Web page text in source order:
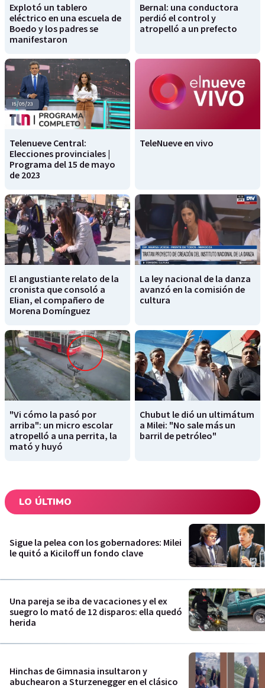
Explotó un tablero
eléctrico en una escuela de
Boedo y los padres se
manifestaron
Bernal: una conductora
perdió el control y
atropelló a un prefecto
Telenueve Central:
Elecciones provinciales |
Programa del 15 de mayo
de 2023
TeleNueve en vivo
El angustiante relato de la
cronista que consoló a
Elian, el compañero de
Morena Domínguez
La ley nacional de la danza
avanzó en la comisión de
cultura
"Vi cómo la pasó por
arriba": un micro escolar
atropelló a una perrita, la
mató y huyó
Chubut le dió un ultimátum
a Milei: "No sale más un
barril de petróleo"
LO ÚLTIMO
Sigue la pelea con los gobernadores: Milei
le quitó a Kiciloff un fondo clave
Una pareja se iba de vacaciones y el ex
suegro lo mató de 12 disparos: ella quedó
herida
Hinchas de Gimnasia insultaron y
abuchearon a Sturzenegger en el clásico